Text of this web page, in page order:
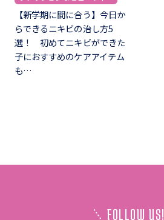
【新学期に間に合う】今日か
らできるニキビの治し方5
選！ 初めてニキビができた
子におすすめのケアアイテム
も…
FOLLOW US!